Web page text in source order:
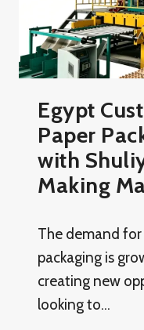
Egypt
Paper
with
Making
The demand
packaging is
creating new
looking to…